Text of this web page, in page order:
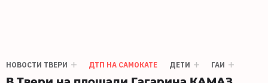
НОВОСТИ ТВЕРИ ДТП НА САМОКАТЕ ДЕТИ ГАИ